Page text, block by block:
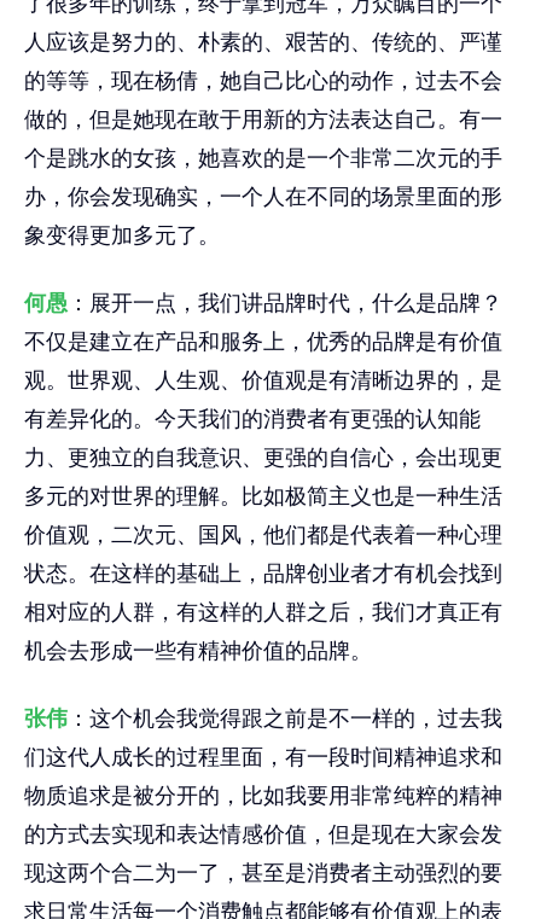
人应该是努力的、朴素的、艰苦的、传统的、严谨
的等等，现在杨倩，她自己比心的动作，过去不会
做的，但是她现在敢于用新的方法表达自己。有一
个是跳水的女孩，她喜欢的是一个非常二次元的手
办，你会发现确实，一个人在不同的场景里面的形
象变得更加多元了。
何愚 ：展开一点，我们讲品牌时代，什么是品牌？
不仅是建立在产品和服务上，优秀的品牌是有价值
观。世界观、人生观、价值观是有清晰边界的，是
有差异化的。今天我们的消费者有更强的认知能
力、更独立的自我意识、更强的自信心，会出现更
多元的对世界的理解。比如极简主义也是一种生活
价值观，二次元、国风，他们都是代表着一种心理
状态。在这样的基础上，品牌创业者才有机会找到
相对应的人群，有这样的人群之后，我们才真正有
机会去形成一些有精神价值的品牌。
张伟 ：这个机会我觉得跟之前是不一样的，过去我
们这代人成长的过程里面，有一段时间精神追求和
物质追求是被分开的，比如我要用非常纯粹的精神
的方式去实现和表达情感价值，但是现在大家会发
现这两个合二为一了，甚至是消费者主动强烈的要
求日常生活每一个消费触点都能够有价值观上的表